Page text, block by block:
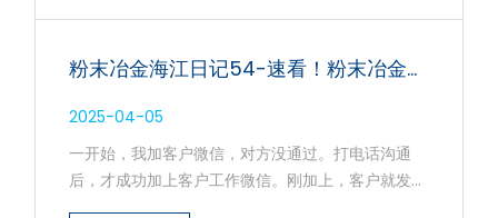
粉末冶金海江日记54-速看！粉末冶金铜订单，超百万产量材料咋选？
2025-04-05
一开始，我加客户微信，对方没通过。打电话沟通
后，才成功加上客户工作微信。刚加上，客户就发来